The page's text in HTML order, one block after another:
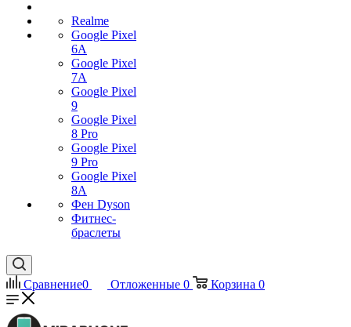
Realme
Google Pixel
6A
Google Pixel
7А
Google Pixel
9
Google Pixel
8 Pro
Google Pixel
9 Pro
Google Pixel
8A
Фен Dyson
Фитнес-
браслеты
Сравнение0 Отложенные 0 Корзина 0